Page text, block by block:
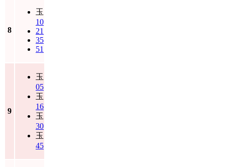
8
玉
10
21
35
51
9
玉
05
玉
16
玉
30
玉
45